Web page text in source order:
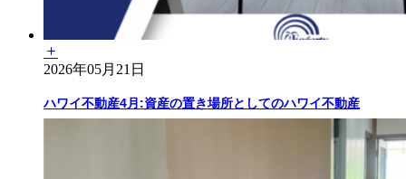
2026年05月21日
ハワイ不動産4月:資産の置き場所としてのハワイ不動産